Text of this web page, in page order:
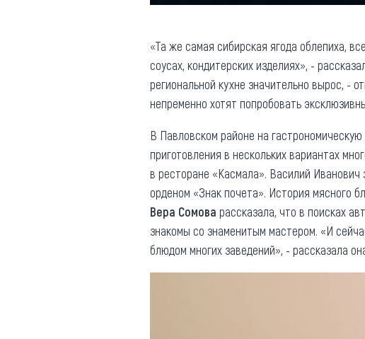
«Та же самая сибирская ягода облепиха,
соусах, кондитерских изделиях», -
региональной кухне значительно вырос, -
непременно хотят попробовать
В Павловском районе на
приготовления в нескольких вариантах
в ресторане «Касмала». Василий
орденом «Знак почета». История мясного
Вера Сомова рассказала, что в поисках
знакомы со знаменитым мастером. «И
блюдом многих заведений», - рассказала